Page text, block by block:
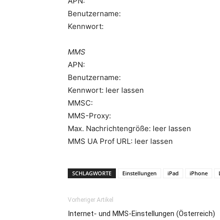
Benutzername:
Kennwort:
MMS
APN:
Benutzername:
Kennwort: leer lassen
MMSC:
MMS-Proxy:
Max. Nachrichtengröße: leer lassen
MMS UA Prof URL: leer lassen
SCHLAGWORTE Einstellungen iPad iPhone
Vorheriger Artikel
Internet- und MMS-Einstellungen (Österreich)